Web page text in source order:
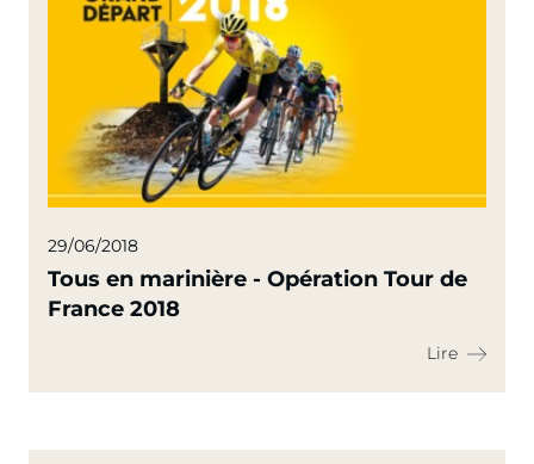
29/06/2018
Tous en marinière - Opération Tour de
France 2018
Lire